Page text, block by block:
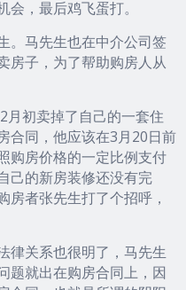
，最后鸡飞蛋打。
。马先生也在中介公司签
房子，为了帮助购房人从
月初卖掉了自己的一套住
合同，他应该在3月20日前
购房价格的一定比例支付
己的新房装修还没有完
房者张先生打了个招呼，
律关系也很明了，马先生
题就出在购房合同上，因